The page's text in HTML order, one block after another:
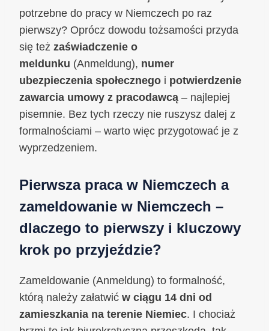
potrzebne do pracy w Niemczech po raz
pierwszy? Oprócz dowodu tożsamości przyda
się też zaświadczenie o
meldunku (Anmeldung), numer
ubezpieczenia społecznego i potwierdzenie
zawarcia umowy z pracodawcą – najlepiej
pisemnie. Bez tych rzeczy nie ruszysz dalej z
formalnościami – warto więc przygotować je z
wyprzedzeniem.
Pierwsza praca w Niemczech a
zameldowanie w Niemczech –
dlaczego to pierwszy i kluczowy
krok po przyjeździe?
Zameldowanie (Anmeldung) to formalność,
którą należy załatwić w ciągu 14 dni od
zamieszkania na terenie Niemiec. I chociaż